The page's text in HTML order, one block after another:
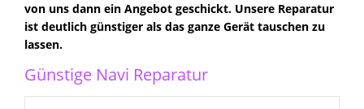
von uns dann ein Angebot geschickt. Unsere Reparatur
ist deutlich günstiger als das ganze Gerät tauschen zu
lassen.
Günstige Navi Reparatur